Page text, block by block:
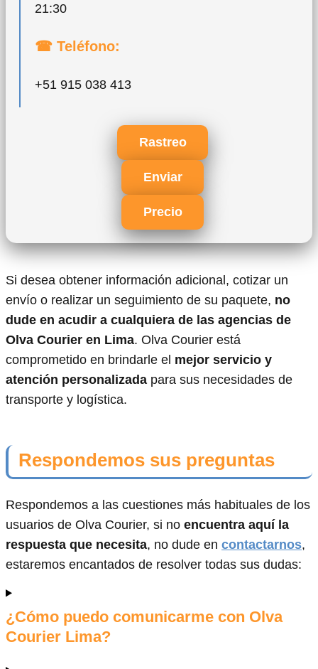
21:30
☎ Teléfono:
+51 915 038 413
Rastreo
Enviar
Precio
Si desea obtener información adicional, cotizar un
envío o realizar un seguimiento de su paquete, no
dude en acudir a cualquiera de las agencias de
Olva Courier en Lima. Olva Courier está
comprometido en brindarle el mejor servicio y
atención personalizada para sus necesidades de
transporte y logística.
Respondemos sus preguntas
Respondemos a las cuestiones más habituales de los
usuarios de Olva Courier, si no encuentra aquí la
respuesta que necesita, no dude en contactarnos,
estaremos encantados de resolver todas sus dudas:
¿Cómo puedo comunicarme con Olva
Courier Lima?